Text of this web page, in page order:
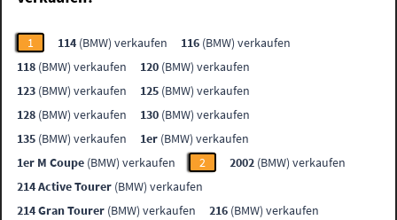
1 114 (BMW) verkaufen 116 (BMW) verkaufen
118 (BMW) verkaufen 120 (BMW) verkaufen
123 (BMW) verkaufen 125 (BMW) verkaufen
128 (BMW) verkaufen 130 (BMW) verkaufen
135 (BMW) verkaufen 1er (BMW) verkaufen
1er M Coupe (BMW) verkaufen 2 2002 (BMW) verkaufen
214 Active Tourer (BMW) verkaufen
214 Gran Tourer (BMW) verkaufen 216 (BMW) verkaufen